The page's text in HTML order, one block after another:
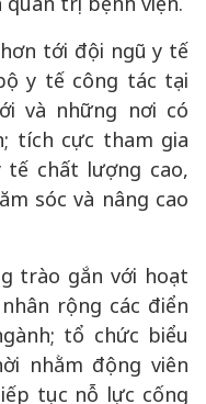
tới đội ngũ y tế
y tế công tác tại
và những nơi có
tích cực tham gia
tế chất lượng cao,
sóc và nâng cao
trào gắn với hoạt
rộng các điển
tổ chức biểu
nhằm động viên
tục nỗ lực cống